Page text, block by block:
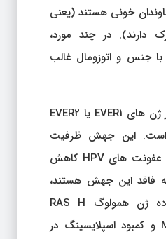
خونی هستند (یعنی
دارند). در چند مورد،
با جنس و اتوزومال غالب
اغلب به دلیل جهش در ژن های EVER1 یا EVER2
در کروموزوم 17q25 است. این جهش ظرفیت
سلولی را برای مبارزه با عفونت های HPV کاهش
فاقد این جهش هستند،
جهش در عضو خانواده ژن همولوگ RAS H
(RHOH)، کمبود MST1 و کمبود اسپلایسینگ در